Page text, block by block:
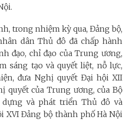
trong nhiệm kỳ qua, Đảng bộ,
dân Thủ đô đã chấp hành
đạo, chỉ đạo của Trung ương,
sáng tạo và quyết liệt, nỗ lực,
đưa Nghị quyết Đại hội XII
quyết của Trung ương, của Bộ
và phát triển Thủ đô và
XVI Đảng bộ thành phố Hà Nội